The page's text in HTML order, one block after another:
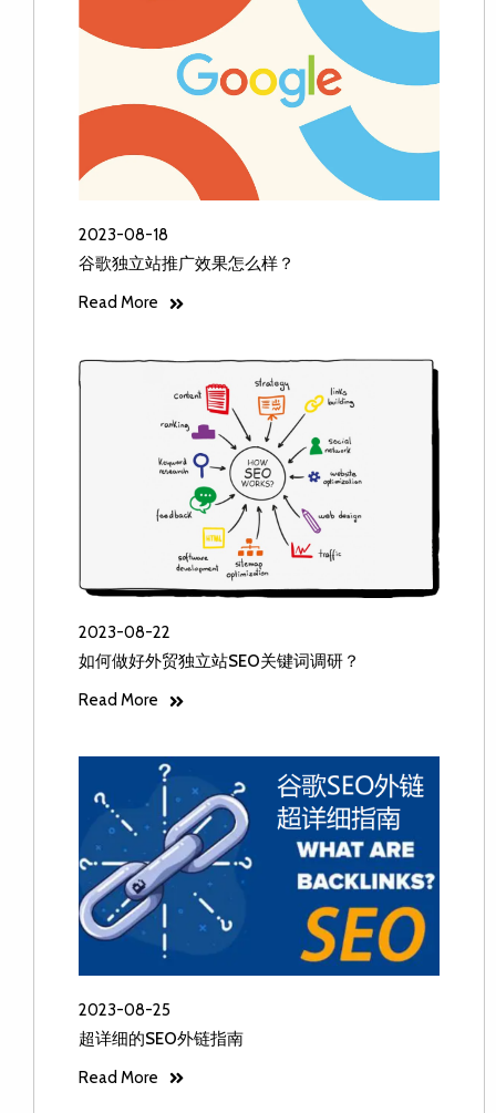
2023-08-18
谷歌独立站推广效果怎么样？
Read More
2023-08-22
如何做好外贸独立站SEO关键词调研？
Read More
2023-08-25
超详细的SEO外链指南
Read More